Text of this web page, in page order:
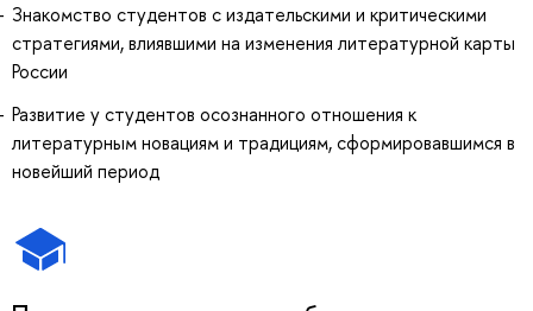
Знакомство студентов с издательскими и критическими
стратегиями, влиявшими на изменения литературной карты
России
Развитие у студентов осознанного отношения к
литературным новациям и традициям, сформировавшимся в
новейший период